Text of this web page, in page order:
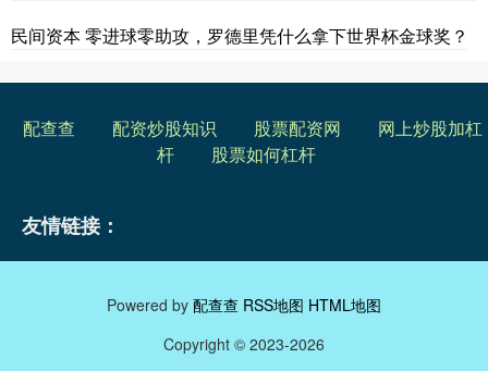
民间资本 零进球零助攻，罗德里凭什么拿下世界杯金球奖？
配查查 配资炒股知识 股票配资网
网上炒股加杠
杆
股票如何杠杆
友情链接：
Powered by 配查查 RSS地图 HTML地图
Copyright © 2023-2026